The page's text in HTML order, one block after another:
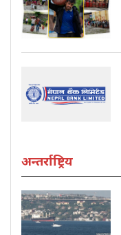
अन्तर्राष्ट्रिय